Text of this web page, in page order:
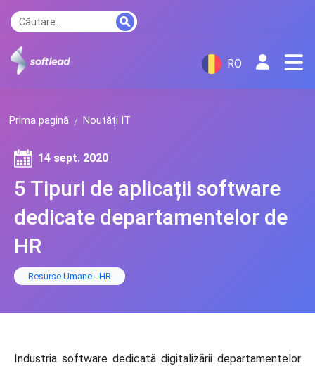
RO
Prima pagină Noutăți IT
5 Tipuri de aplicații software
dedicate departamentelor de
HR
14 sept. 2020
Resurse Umane - HR
Industria software dedicată digitalizării departamentelor